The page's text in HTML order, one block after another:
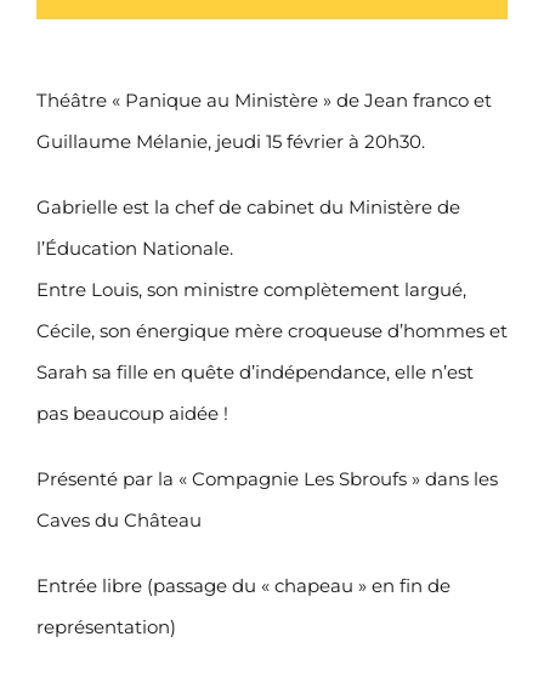
Théâtre « Panique au Ministère » de Jean franco et
Guillaume Mélanie, jeudi 15 février à 20h30.
Gabrielle est la chef de cabinet du Ministère de
l’Éducation Nationale.
Entre Louis, son ministre complètement largué,
Cécile, son énergique mère croqueuse d’hommes et
Sarah sa fille en quête d’indépendance, elle n’est
pas beaucoup aidée !
Présenté par la « Compagnie Les Sbroufs » dans les
Caves du Château
Entrée libre (passage du « chapeau » en fin de
représentation)